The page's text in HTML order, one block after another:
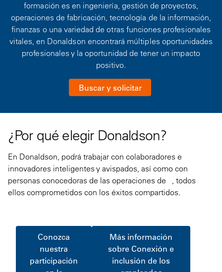
formación es en ingeniería, gestión de proyectos,
operaciones de fabricación, tecnología de la información,
finanzas o una variedad de otras funciones profesionales
vitales, en Donaldson encontrará múltiples oportunidades
profesionales y la oportunidad de tener un impacto
positivo.
Buscar y solicitar
¿Por qué elegir Donaldson?
En Donaldson, podrá trabajar con colaboradores e
innovadores inteligentes y avispados, así como con
personas conocedoras de las operaciones de , todos
ellos comprometidos con los éxitos compartidos.
Conozca
nuestra
participación
Más información
sobre Conexión e
inclusión de los